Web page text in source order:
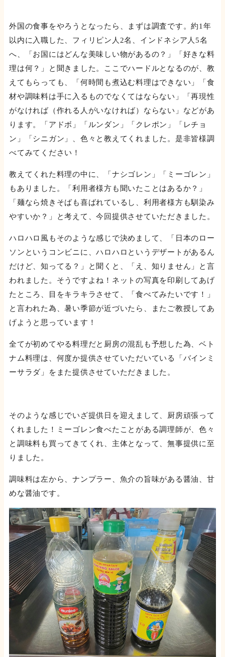
外国の食事をやろうとなったら、まずは調査です。約1年
以内に入職した、フィリピン人2名、インドネシア人5名
へ、「お国にはどんな美味しい物があるの？」「好きな料
理は何？」と聞きました。ここでハードルとなるのが、教
えてもらっても、「何時間も煮込む料理はできない」「食
材や調味料は手に入るものでなくてはならない」「再現性
がなければ（作れる人がいなければ）ならない」などがあ
ります。「アドボ」「ルンダン」「クレポン」「レチョ
ン」「シニガン」、色々と教えてくれました。是非皆様調
べてみてください！
教えてくれた料理の中に、「ナシゴレン」「ミーゴレン」
もありました。「利用者様方も聞いたことはあるか？」
「麺なら焼きそばも喜ばれているし、利用者様方も馴染み
やすいか？」と考えて、今回提供させていただきました。
ハロハロ風もそのような感じで決めまして、「日本のロー
ソンというコンビニに、ハロハロというデザートがあるん
だけど、知ってる？」と聞くと、「え、知りません」と言
われました。そうですよね！ネットの写真を印刷してあげ
たところ、目をキラキラさせて、「食べてみたいです！」
と言われた為、暑い季節が近づいたら、またご教授してあ
げようと思っています！
全てが初めてやる料理だと厨房の混乱も予想した為、ベト
ナム料理は、何度か提供させていただいている「バインミ
ーサラダ」をまた提供させていただきました。
そのような感じでいざ提供日を迎えまして、厨房頑張って
くれました！ミーゴレン食べたことがある調理師が、色々
と調味料も買ってきてくれ、主体となって、無事提供に至
りました。
調味料は左から、ナンプラー、魚介の旨味がある醤油、甘
めな醤油です。